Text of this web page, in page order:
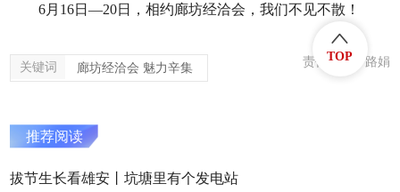
6月16日—20日，相约廊坊经洽会，我们不见不散！
关键词 廊坊经洽会 魅力辛集 责任编辑：路娟
推荐阅读
拔节生长看雄安丨坑塘里有个发电站
TOP